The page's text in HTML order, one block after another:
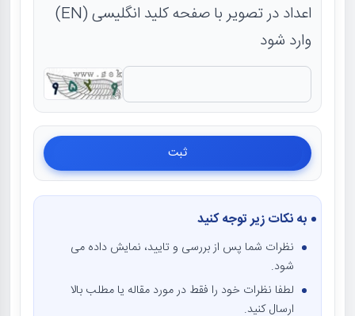
اعداد در تصویر با صفحه کلید انگلیسی (EN)
وارد شود
به نکات زیر توجه کنید
نظرات شما پس از بررسی و تایید، نمایش داده می
شود.
لطفا نظرات خود را فقط در مورد مقاله یا مطلب بالا
ارسال کنید.